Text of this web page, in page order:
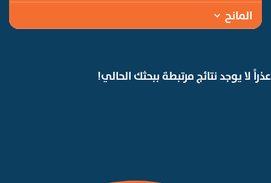
المانح
عذراً لا يوجد نتائج مرتبطة ببحثك الحالي!